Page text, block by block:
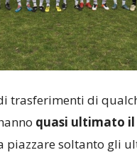
trasferimenti di
quasi ultimato
piazzare soltanto gli